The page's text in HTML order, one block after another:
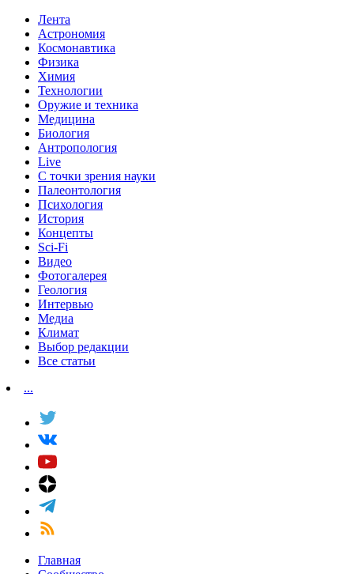
Лента
Астрономия
Космонавтика
Физика
Химия
Технологии
Оружие и техника
Медицина
Биология
Антропология
Live
С точки зрения науки
Палеонтология
Психология
История
Концепты
Sci-Fi
Видео
Фотогалерея
Геология
Интервью
Медиа
Климат
Выбор редакции
Все статьи
...
Главная